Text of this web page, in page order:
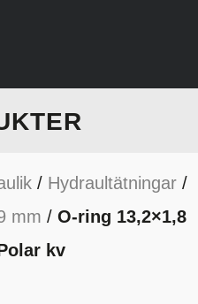
/ Hydraultätningar/
mm / O-ring 13,2×1,8
kv